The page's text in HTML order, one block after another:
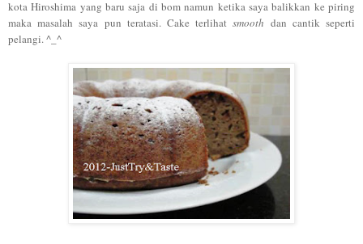
kota Hiroshima yang baru saja di bom namun ketika saya balikkan ke piring
maka masalah saya pun teratasi. Cake terlihat smooth dan cantik seperti
pelangi. ^_^